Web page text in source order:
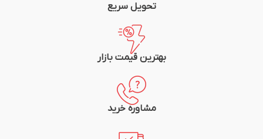
تحویل سریع
بهترین قیمت بازار
مشاوره خرید